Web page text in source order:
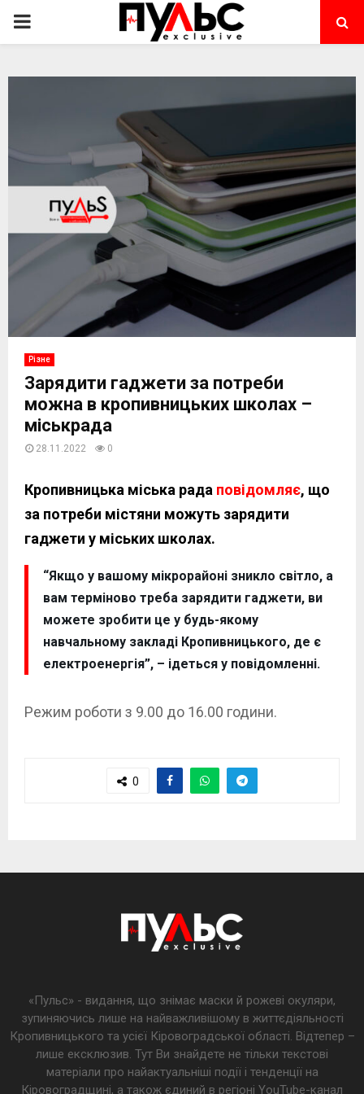
PRIMARY
Різне
Зарядити гаджети за потреби
можна в кропивницьких школах –
міськрада
28.11.2022 0
Кропивницька міська рада повідомляє, що
за потреби містяни можуть зарядити
гаджети у міських школах.
“Якщо у вашому мікрорайоні зникло світло, а
вам терміново треба зарядити гаджети, ви
можете зробити це у будь-якому
навчальному закладі Кропивницького, де є
електроенергія”, – ідеться у повідомленні.
Режим роботи з 9.00 до 16.00 години.
0
«Пульс» - видання, що знімає маски й рожеві окуляри,
зупиняючись лише на найважливішому в життєдіяльності
Кропивницького та усієї Кіровоградської області. Відтепер –
лише ексклюзив. Тут Ви знайдете не тільки текстові
матеріали про найактуальніші події і тенденції на
Кіровоградщині, а також єдиний в регіоні YouTube-канал